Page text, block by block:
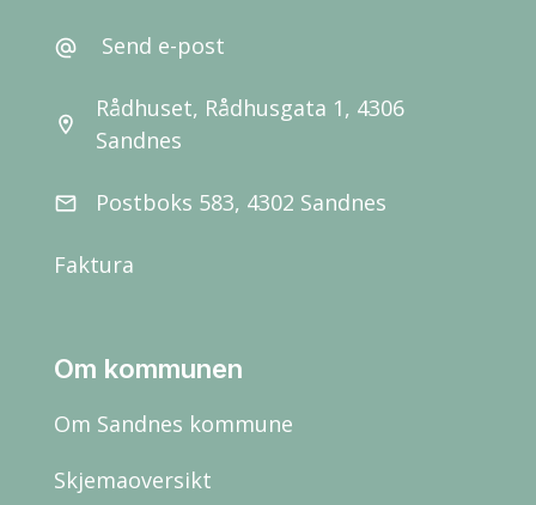
alternate_email Send e-post
location_on
Rådhuset, Rådhusgata 1, 4306
Sandnes
email Postboks 583, 4302 Sandnes
Faktura
Om kommunen
Om Sandnes kommune
Skjemaoversikt